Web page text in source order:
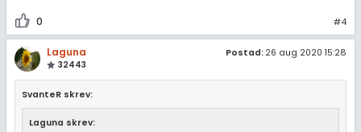
0 #4
Laguna
32443
Postad: 26 aug 2020 15:28
SvanteR skrev:
Laguna skrev: